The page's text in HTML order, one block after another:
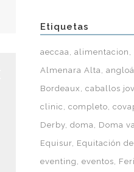
Etiquetas
aeccaa alimentacion
Almenara Alta
Bordeaux
caballos
clinic
completo
Derby doma
Doma
Equisur Equitación
eventing
eventos